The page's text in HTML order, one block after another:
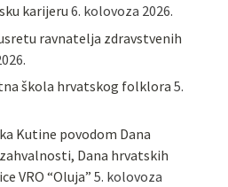
karijeru 6. kolovoza 2026.
ravnatelja zdravstvenih
škola hrvatskog folklora 5.
Kutine povodom Dana
Dana hrvatskih
VRO “Oluja” 5. kolovoza